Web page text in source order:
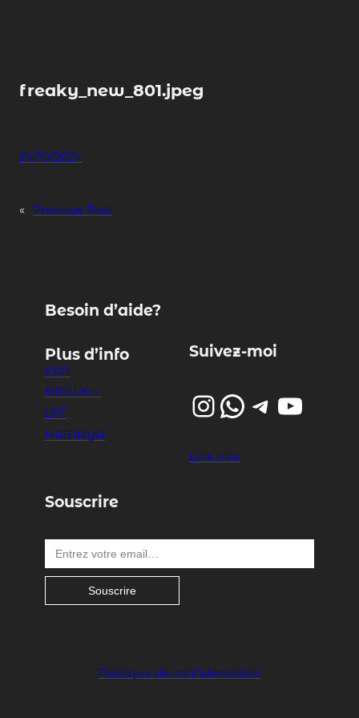
freaky_new_801.jpeg
24/10/2024
« Previous Post
Besoin d’aide?
Plus d’info
KAP
BIOWELL
LNT
HRIDAYA
Suivez-moi
InstagramWhatsApp Telegram YouTube
Link.tree
Souscrire
Entrez votre email…
Souscrire
Politique de confidentialité